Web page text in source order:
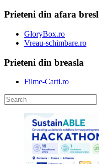
Prieteni din afara
GloryBox.ro
Vreau-schimbare.ro
Prieteni din breasla
Filme-Carti.ro